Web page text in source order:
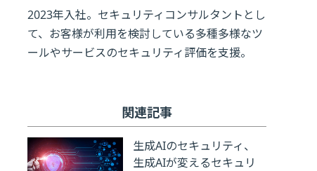
2023年入社。セキュリティコンサルタントとし
て、お客様が利用を検討している多種多様なツ
ールやサービスのセキュリティ評価を支援。
関連記事
生成AIのセキュリティ、
生成AIが変えるセキュリ